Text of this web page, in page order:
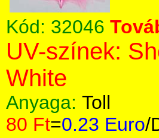
Kód: 32046
UV-színek:
White
Anyaga: Toll
80 Ft=0.23 Euro/